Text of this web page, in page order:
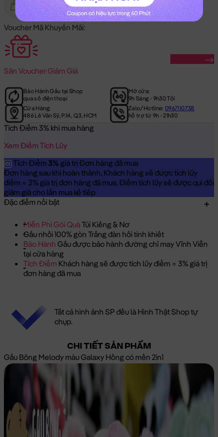
Gửi Tặng Hết Hàng
Voucher Mã Khuyến Mãi:
Săn Voucher Giảm Giá
Bảo Hành Gấu tại Shop
qua số điện thoại
Mở cửa:
9h Sáng - 9h30 Tối
Cửa Hàng:
486 Lê Văn Sỹ, P.14, Q.3, HCM
Zalo/Hotline:0967110738
hỗ trợ từ 9h - 21h30
Tích Điểm 3% khi mua hàng
Xem Điểm Tích Lũy
Tích Điểm 3% giá trị Đơn hàng đã mua
Đơn hàng sau khi hoàn thành, Khách hàng sẽ được tích lũy
điểm = 3% giá trị đơn hàng đã mua. Điểm tích lũy sẽ được qui đổi
giảm giá cho lần mua kế tiếp
Đặc điểm nổi bật
Miễn Phí Gói QuàTúi Kiếng & Nơ
Gấu nhồi 100% gòn Trắng đàn hồi tinh khiết
Bảo Hành Gấu được bảo hành đường chỉ may Vĩnh Viễn
tại cửa hàng
Tích Điểm Khách hàng sẽ được tích lũy điểm = 3% giá trị
đơn hàng đã mua
Tất cả hình ảnh SP đều là Hình Thật Shop tự
chụp.
CHI TIẾT SẢN PHẨM
Gấu Bông Melody màu Galaxy Hồng có mền 2in1